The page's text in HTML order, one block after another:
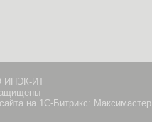
ИНЭК-ИТ
на 1С-Битрикс: Максимастер